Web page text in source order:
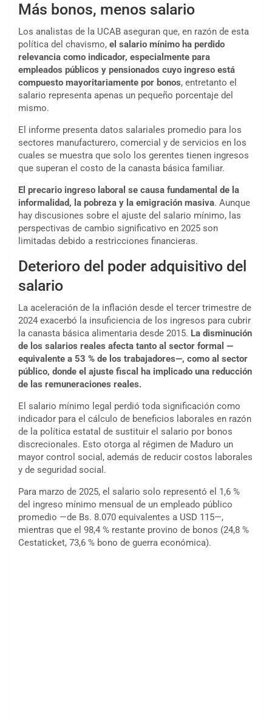
Más bonos, menos salario
Los analistas de la UCAB aseguran que, en razón de esta
política del chavismo, el salario mínimo ha perdido
relevancia como indicador, especialmente para
empleados públicos y pensionados cuyo ingreso está
compuesto mayoritariamente por bonos, entretanto el
salario representa apenas un pequeño porcentaje del
mismo.
El informe presenta datos salariales promedio para los
sectores manufacturero, comercial y de servicios en los
cuales se muestra que solo los gerentes tienen ingresos
que superan el costo de la canasta básica familiar.
El precario ingreso laboral se causa fundamental de la
informalidad, la pobreza y la emigración masiva. Aunque
hay discusiones sobre el ajuste del salario mínimo, las
perspectivas de cambio significativo en 2025 son
limitadas debido a restricciones financieras.
Deterioro del poder adquisitivo del
salario
La aceleración de la inflación desde el tercer trimestre de
2024 exacerbó la insuficiencia de los ingresos para cubrir
la canasta básica alimentaria desde 2015. La disminución
de los salarios reales afecta tanto al sector formal —
equivalente a 53 % de los trabajadores—, como al sector
público, donde el ajuste fiscal ha implicado una reducción
de las remuneraciones reales.
El salario mínimo legal perdió toda significación como
indicador para el cálculo de beneficios laborales en razón
de la política estatal de sustituir el salario por bonos
discrecionales. Esto otorga al régimen de Maduro un
mayor control social, además de reducir costos laborales
y de seguridad social.
Para marzo de 2025, el salario solo representó el 1,6 %
del ingreso mínimo mensual de un empleado público
promedio —de Bs. 8.070 equivalentes a USD 115—,
mientras que el 98,4 % restante provino de bonos (24,8 %
Cestaticket, 73,6 % bono de guerra económica).